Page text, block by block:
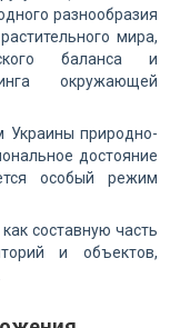
разнообразия
мира,
баланса и
окружающей
Украины природно-
достояние
особый режим
составную часть
и объектов,